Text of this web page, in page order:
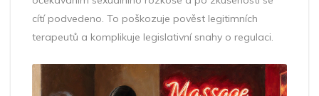
cítí podvedeno. To poškozuje pověst legitimních
terapeutů a komplikuje legislativní snahy o regulaci.